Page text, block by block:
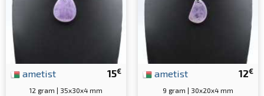
15€
ametist
12 gram | 35x30x4 mm
12€
ametist
9 gram | 30x20x4 mm